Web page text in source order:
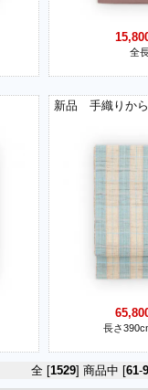
全
長さ
全 [1529] 商品中 [61-